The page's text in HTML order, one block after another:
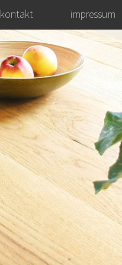
Zum Inhalt springen
kontakt impressum